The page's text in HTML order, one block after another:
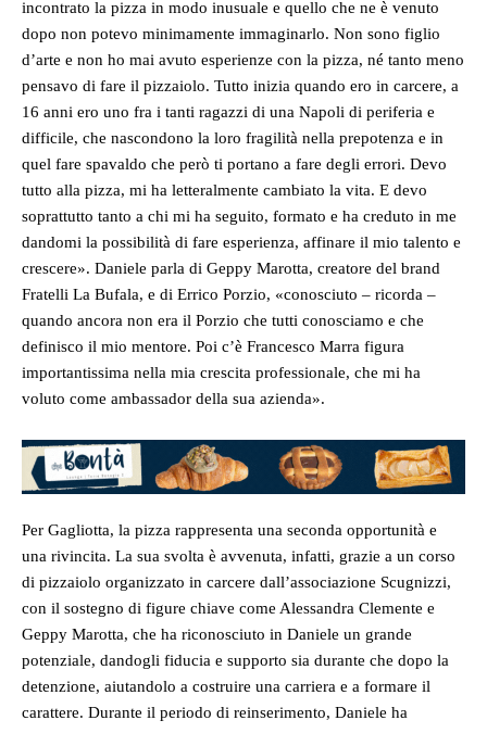
incontrato la pizza in modo inusuale e quello che ne è venuto
dopo non potevo minimamente immaginarlo. Non sono figlio
d’arte e non ho mai avuto esperienze con la pizza, né tanto meno
pensavo di fare il pizzaiolo. Tutto inizia quando ero in carcere, a
16 anni ero uno fra i tanti ragazzi di una Napoli di periferia e
difficile, che nascondono la loro fragilità nella prepotenza e in
quel fare spavaldo che però ti portano a fare degli errori. Devo
tutto alla pizza, mi ha letteralmente cambiato la vita. E devo
soprattutto tanto a chi mi ha seguito, formato e ha creduto in me
dandomi la possibilità di fare esperienza, affinare il mio talento e
crescere». Daniele parla di Geppy Marotta, creatore del brand
Fratelli La Bufala, e di Errico Porzio, «conosciuto – ricorda –
quando ancora non era il Porzio che tutti conosciamo e che
definisco il mio mentore. Poi c’è Francesco Marra figura
importantissima nella mia crescita professionale, che mi ha
voluto come ambassador della sua azienda».
Per Gagliotta, la pizza rappresenta una seconda opportunità e
una rivincita. La sua svolta è avvenuta, infatti, grazie a un corso
di pizzaiolo organizzato in carcere dall’associazione Scugnizzi,
con il sostegno di figure chiave come Alessandra Clemente e
Geppy Marotta, che ha riconosciuto in Daniele un grande
potenziale, dandogli fiducia e supporto sia durante che dopo la
detenzione, aiutandolo a costruire una carriera e a formare il
carattere. Durante il periodo di reinserimento, Daniele ha